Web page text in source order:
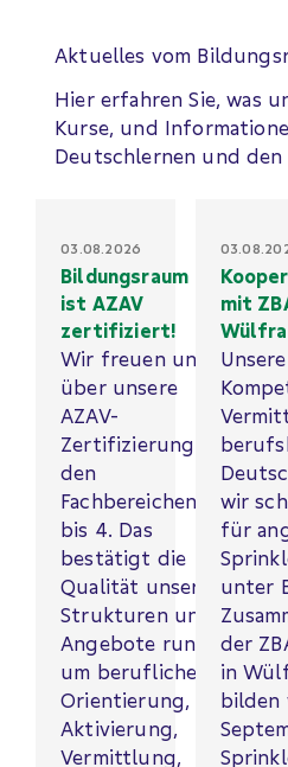
Aktuelles vom
Hier erfahren Sie, was
Kurse, und
Deutschlernen und
03.08.2026
Bildungsraum
ist AZAV
zertifiziert!
Wir freuen uns
über unsere
AZAV-
Zertifizierung in
den
Fachbereichen 1
bis 4. Das
bestätigt die
Qualität unserer
Strukturen und
Angebote rund
um berufliche
Orientierung,
Aktivierung,
Vermittlung,
mit
Unsere
wir
für
unter
der
in
bilden